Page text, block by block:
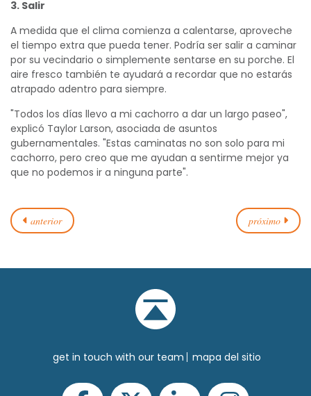
3. Salir
A medida que el clima comienza a calentarse, aproveche
el tiempo extra que pueda tener. Podría ser salir a caminar
por su vecindario o simplemente sentarse en su porche. El
aire fresco también te ayudará a recordar que no estarás
atrapado adentro para siempre.
"Todos los días llevo a mi cachorro a dar un largo paseo",
explicó Taylor Larson, asociada de asuntos
gubernamentales. "Estas caminatas no son solo para mi
cachorro, pero creo que me ayudan a sentirme mejor ya
que no podemos ir a ninguna parte".
anterior próximo
get in touch with our team mapa del sitio